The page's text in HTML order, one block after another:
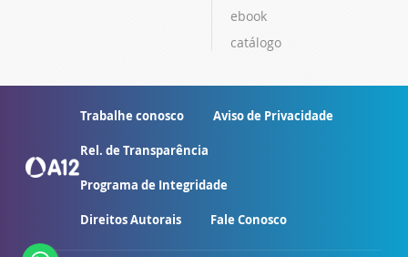
ebook
catálogo
Trabalhe conosco Aviso de Privacidade
Rel. de Transparência
Programa de Integridade
Direitos Autorais Fale Conosco